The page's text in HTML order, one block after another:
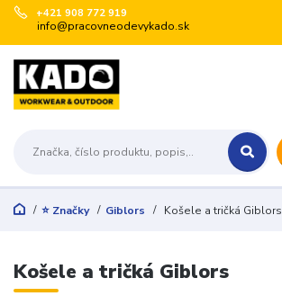
+421 908 772 919
info@pracovneodevykado.sk
⭐ Značky Giblors Košele a tričká Giblors
Košele a tričká Giblors